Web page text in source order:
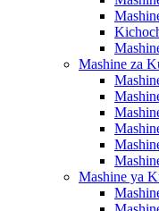
Mashine za
Mashine ya